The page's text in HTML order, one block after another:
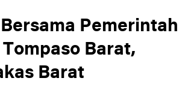
Pemerintah
Barat,
Barat